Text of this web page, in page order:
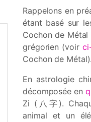
Rappelons en
étant basé sur
Cochon de
grégorien (voir
Cochon de Métal).
En astrologie
décomposée en
Zi (八字).
animal et un